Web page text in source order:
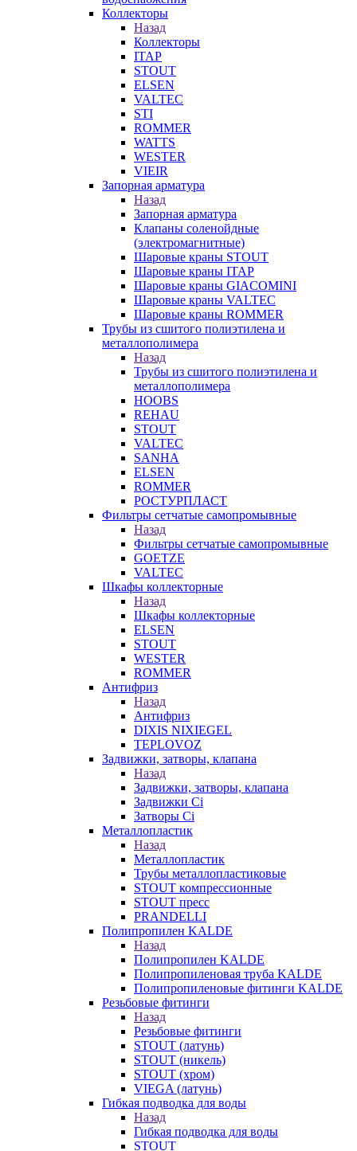
Коллекторы
Назад
Коллекторы
ITAP
STOUT
ELSEN
VALTEC
STI
ROMMER
WATTS
WESTER
VIEIR
Запорная арматура
Назад
Запорная арматура
Клапаны соленойдные
(электромагнитные)
Шаровые краны STOUT
Шаровые краны ITAP
Шаровые краны GIACOMINI
Шаровые краны VALTEC
Шаровые краны ROMMER
Трубы из сшитого полиэтилена и
металлополимера
Назад
Трубы из сшитого полиэтилена и
металлополимера
HOOBS
REHAU
STOUT
VALTEC
SANHA
ELSEN
ROMMER
РОСТУРПЛАСТ
Фильтры сетчатые самопромывные
Назад
Фильтры сетчатые самопромывные
GOETZE
VALTEC
Шкафы коллекторные
Назад
Шкафы коллекторные
ELSEN
STOUT
WESTER
ROMMER
Антифриз
Назад
Антифриз
DIXIS NIXIEGEL
TEPLOVOZ
Задвижки, затворы, клапана
Назад
Задвижки, затворы, клапана
Задвижки Ci
Затворы Ci
Металлопластик
Назад
Металлопластик
Трубы металлопластиковые
STOUT компрессионные
STOUT пресс
PRANDELLI
Полипропилен KALDE
Назад
Полипропилен KALDE
Полипропиленовая труба KALDE
Полипропиленовые фитинги KALDE
Резьбовые фитинги
Назад
Резьбовые фитинги
STOUT (латунь)
STOUT (никель)
STOUT (хром)
VIEGA (латунь)
Гибкая подводка для воды
Назад
Гибкая подводка для воды
STOUT